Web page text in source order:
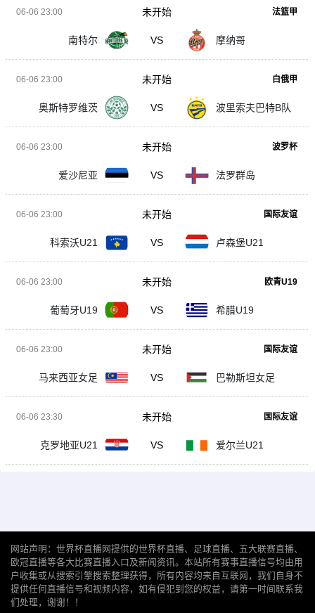
06-06 23:00 法篮甲
南特尔 VS 摩纳哥
未开始
06-06 23:00 白俄甲
奥斯特罗维茨 VS 波里索夫巴特B队
未开始
06-06 23:00 波罗杯
爱沙尼亚 VS 法罗群岛
未开始
06-06 23:00 国际友谊
科索沃U21 VS 卢森堡U21
未开始
06-06 23:00 欧青U19
葡萄牙U19 VS 希腊U19
未开始
06-06 23:00 国际友谊
马来西亚女足 VS 巴勒斯坦女足
未开始
06-06 23:30 国际友谊
克罗地亚U21 VS 爱尔兰U21
未开始
网站声明：世界杯直播网提供的世界杯直播、足球直播、五大联赛直播、
欧冠直播等各大比赛直播入口及新闻资讯。本站所有赛事直播信号均由用
户收集或从搜索引擎搜索整理获得，所有内容均来自互联网，我们自身不
提供任何直播信号和视频内容，如有侵犯到您的权益，请第一时间联系我
们处理，谢谢！！